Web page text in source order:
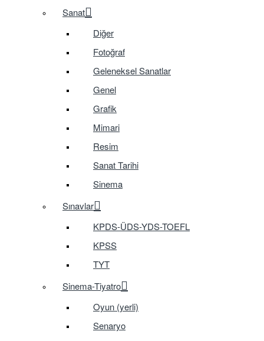
Sanat
Diğer
Fotoğraf
Geleneksel Sanatlar
Genel
Grafik
Mimari
Resim
Sanat Tarihi
Sinema
Sınavlar
KPDS-ÜDS-YDS-TOEFL
KPSS
TYT
Sinema-Tiyatro
Oyun (yerli)
Senaryo